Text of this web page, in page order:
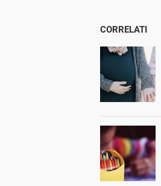
CORRELATI